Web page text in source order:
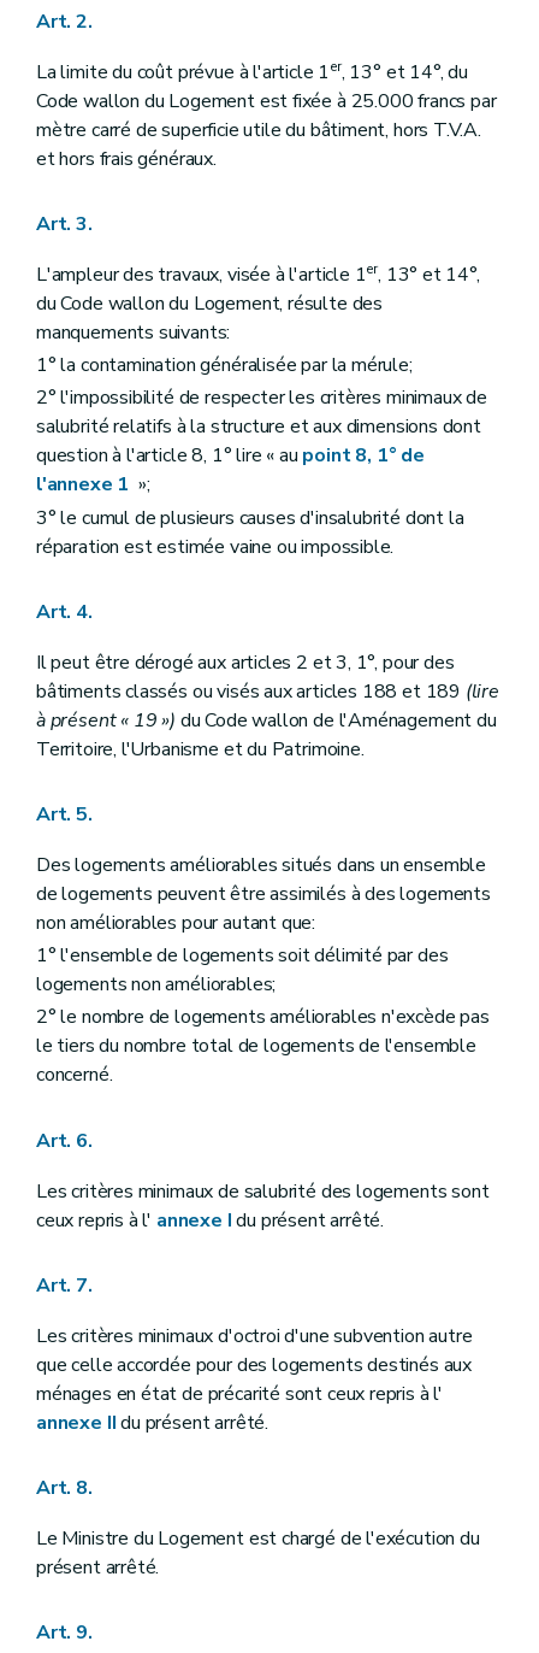
Art. 2.
La limite du coût prévue à l'article 1er, 13° et 14°, du
Code wallon du Logement est fixée à 25.000 francs par
mètre carré de superficie utile du bâtiment, hors T.V.A.
et hors frais généraux.
Art. 3.
L'ampleur des travaux, visée à l'article 1er, 13° et 14°,
du Code wallon du Logement, résulte des
manquements suivants:
1° la contamination généralisée par la mérule;
2° l'impossibilité de respecter les critères minimaux de
salubrité relatifs à la structure et aux dimensions dont
question à l'article 8, 1° lire « au point 8, 1° de
l'annexe 1 »;
3° le cumul de plusieurs causes d'insalubrité dont la
réparation est estimée vaine ou impossible.
Art. 4.
Il peut être dérogé aux articles 2 et 3, 1°, pour des
bâtiments classés ou visés aux articles 188 et 189 (lire
à présent « 19 ») du Code wallon de l'Aménagement du
Territoire, l'Urbanisme et du Patrimoine.
Art. 5.
Des logements améliorables situés dans un ensemble
de logements peuvent être assimilés à des logements
non améliorables pour autant que:
1° l'ensemble de logements soit délimité par des
logements non améliorables;
2° le nombre de logements améliorables n'excède pas
le tiers du nombre total de logements de l'ensemble
concerné.
Art. 6.
Les critères minimaux de salubrité des logements sont
ceux repris à l' annexe Idu présent arrêté.
Art. 7.
Les critères minimaux d'octroi d'une subvention autre
que celle accordée pour des logements destinés aux
ménages en état de précarité sont ceux repris à l'
annexe IIdu présent arrêté.
Art. 8.
Le Ministre du Logement est chargé de l'exécution du
présent arrêté.
Art. 9.